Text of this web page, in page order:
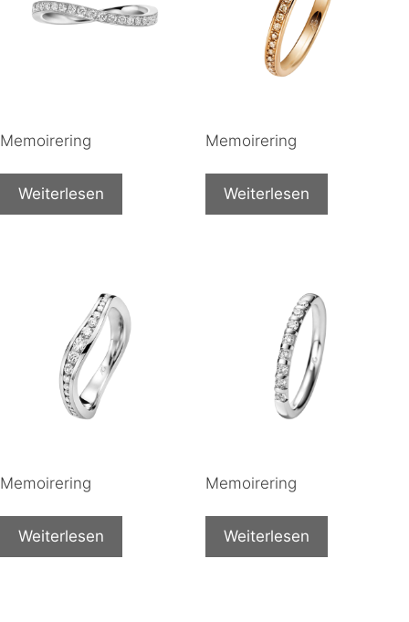
Memoirering
Weiterlesen
Memoirering
Weiterlesen
Memoirering
Weiterlesen
Memoirering
Weiterlesen